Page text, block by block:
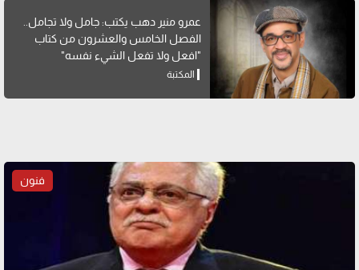
عمرو منير دهب يكتب: جامل ولا تجامل..
الفصل الخامس والعشرون من كتاب
"افعل ولا تفعل الشيء نفسه"
المكتبة
فنون